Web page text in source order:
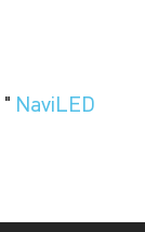
" NaviLED